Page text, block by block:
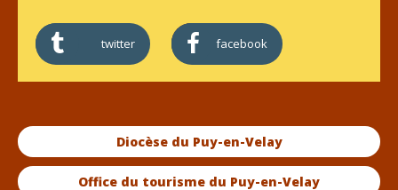
twitter facebook
Diocèse du Puy-en-Velay
Office du tourisme du Puy-en-Velay